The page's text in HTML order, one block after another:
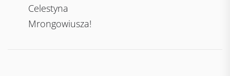
Celestyna
Mrongowiusza!